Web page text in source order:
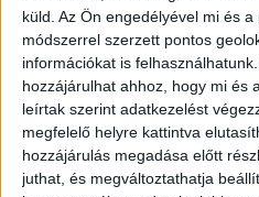
küld. Az Ön engedélyével mi és
módszerrel szerzett pontos
információkat is
hozzájárulhat ahhoz, hogy mi és
leírtak szerint adatkezelést
megfelelő helyre kattintva
hozzájárulás megadása előtt
juthat, és megváltoztathatja
kihirdetésre fognak kerülni a
az ország többi megyéiből
várni az adott megyékben
meg szülessen az eredmény,
helyett. Ezzel az a baj, hogy a
nagyon megemelkedtek,
sokan azzal fognak